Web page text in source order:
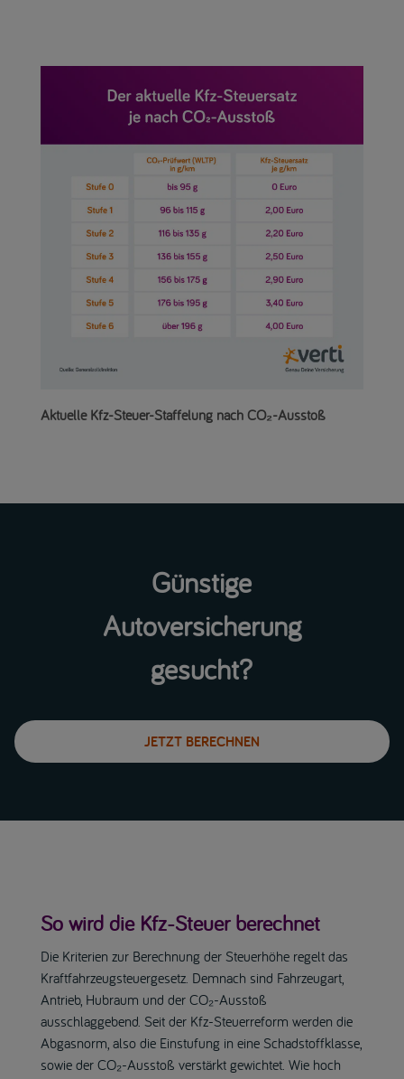
Aktuelle Kfz-Steuer-Staffelung nach CO₂-Ausstoß
Günstige
Autoversicherung
gesucht?
JETZT BERECHNEN
So wird die Kfz-Steuer berechnet
Die Kriterien zur Berechnung der Steuerhöhe regelt das
Kraftfahrzeugsteuergesetz. Demnach sind Fahrzeugart,
Antrieb, Hubraum und der CO₂-Ausstoß
ausschlaggebend. Seit der Kfz-Steuerreform werden die
Abgasnorm, also die Einstufung in eine Schadstoffklasse,
sowie der CO₂-Ausstoß verstärkt gewichtet. Wie hoch